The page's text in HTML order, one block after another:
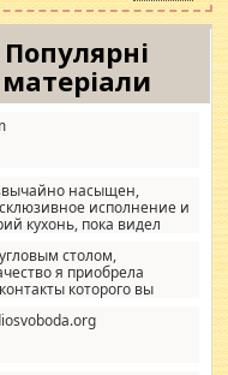
Популярні
матеріали
насыщен,
исполнение и
кухонь, пока видел
и что главное -
наворотов удорожающих
столом,
я приобрела
которого вы